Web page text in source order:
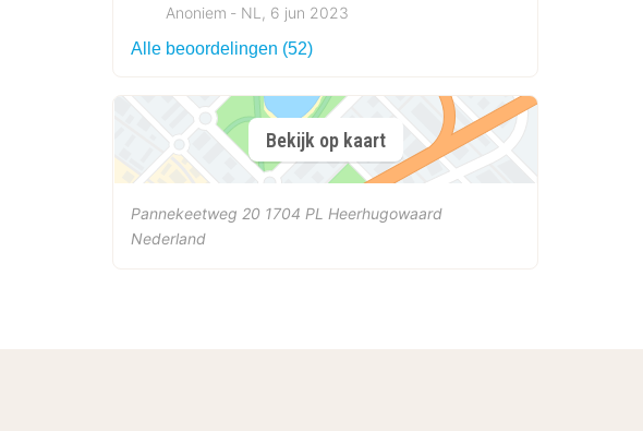
Anoniem ‐ NL, 6 jun 2023
Alle beoordelingen (52)
Bekijk op kaart
Pannekeetweg 20 1704 PL Heerhugowaard
Nederland